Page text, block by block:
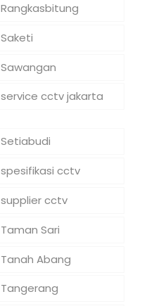
Rangkasbitung
Saketi
Sawangan
service cctv jakarta
Setiabudi
spesifikasi cctv
supplier cctv
Taman Sari
Tanah Abang
Tangerang